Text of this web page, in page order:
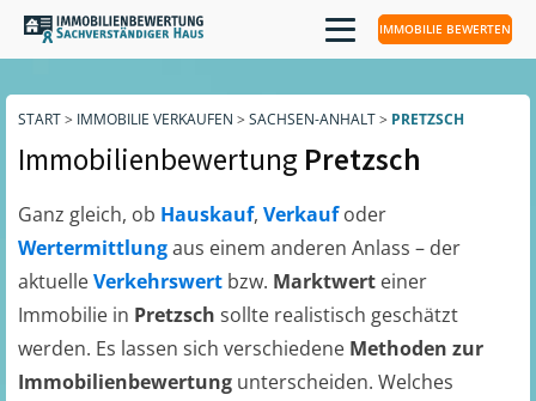
IMMOBILIE BEWERTEN
START> IMMOBILIE VERKAUFEN > SACHSEN-ANHALT> PRETZSCH
Immobilienbewertung Pretzsch
Ganz gleich, ob Hauskauf, Verkaufoder
Wertermittlungaus einem anderen Anlass – der
aktuelleVerkehrswert bzw. Marktwert einer
Immobilie in Pretzsch sollte realistisch geschätzt
werden. Es lassen sich verschiedene Methoden zur
Immobilienbewertung unterscheiden. Welches